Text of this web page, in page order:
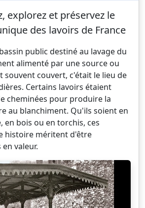
explorez et préservez le
des lavoirs de France
public destiné au lavage du
alimenté par une source ou
souvent couvert, c'était le lieu de
Certains lavoirs étaient
cheminées pour produire la
au blanchiment. Qu'ils soient en
en bois ou en torchis, ces
histoire méritent d'être
valeur.